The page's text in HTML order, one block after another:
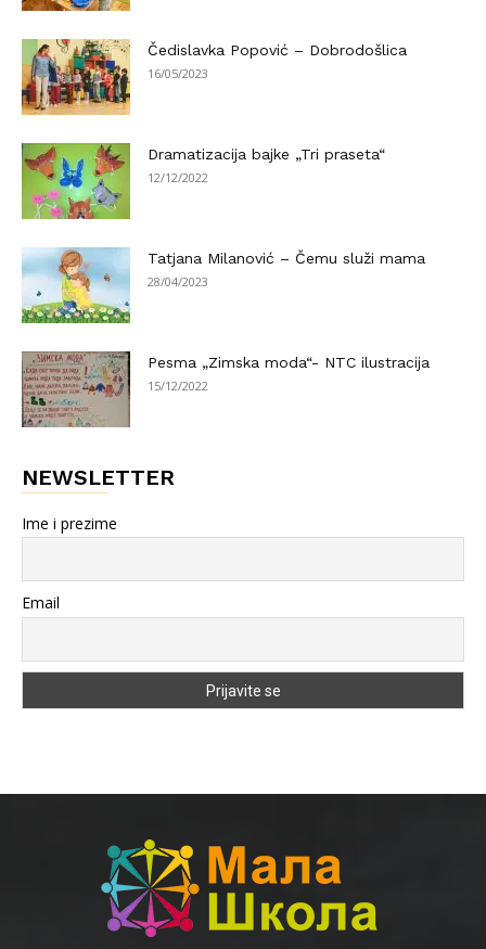
Čedislavka Popović – Dobrodošlica
16/05/2023
Dramatizacija bajke „Tri praseta“
12/12/2022
Tatjana Milanović – Čemu služi mama
28/04/2023
Pesma „Zimska moda“- NTC ilustracija
15/12/2022
NEWSLETTER
Ime i prezime
Email